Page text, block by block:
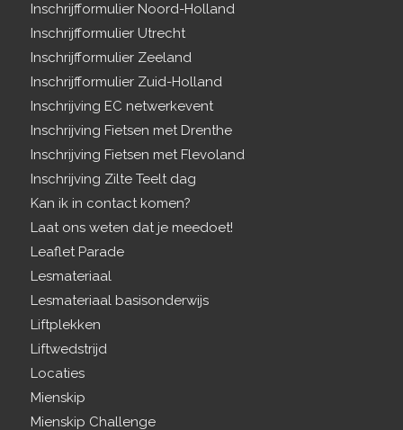
Inschrijfformulier Noord-Holland
Inschrijfformulier Utrecht
Inschrijfformulier Zeeland
Inschrijfformulier Zuid-Holland
Inschrijving EC netwerkevent
Inschrijving Fietsen met Drenthe
Inschrijving Fietsen met Flevoland
Inschrijving Zilte Teelt dag
Kan ik in contact komen?
Laat ons weten dat je meedoet!
Leaflet Parade
Lesmateriaal
Lesmateriaal basisonderwijs
Liftplekken
Liftwedstrijd
Locaties
Mienskip
Mienskip Challenge